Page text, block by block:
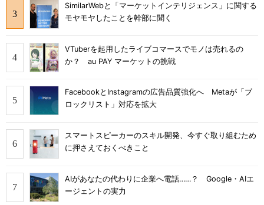
SimilarWebと「マーケットインテリジェンス」に関する
モヤモヤしたことを幹部に聞く
VTuberを起用したライブコマースでモノは売れるの
か？ au PAY マーケットの挑戦
FacebookとInstagramの広告品質強化へ Metaが「ブ
ロックリスト」対応を拡大
スマートスピーカーのスキル開発、今すぐ取り組むため
に押さえておくべきこと
AIがあなたの代わりに企業へ電話……？ Google・AIエ
ージェントの実力